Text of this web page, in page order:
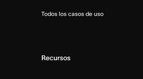
Todos los casos de uso
Recursos